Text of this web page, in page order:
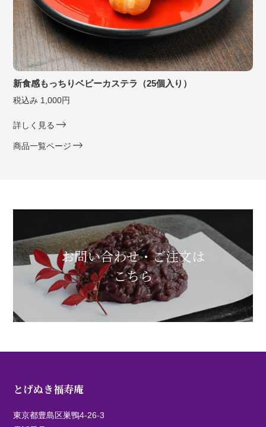
新食感もっちりベビーカステラ（25個入り）
税込み 1,000円
詳しく見る
商品一覧ページ
お問い合わせ・ご注文は
こちら
とげぬき福寿庵
東京都豊島区巣鴨4-26-3